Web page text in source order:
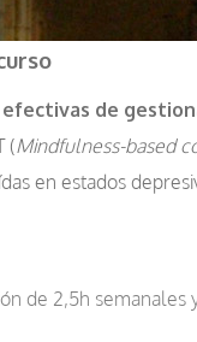
de
(Mindfulness-based
en estados
de 2,5h semanales